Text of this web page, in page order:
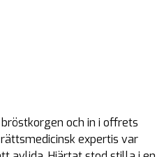
och in i offrets
expertis var